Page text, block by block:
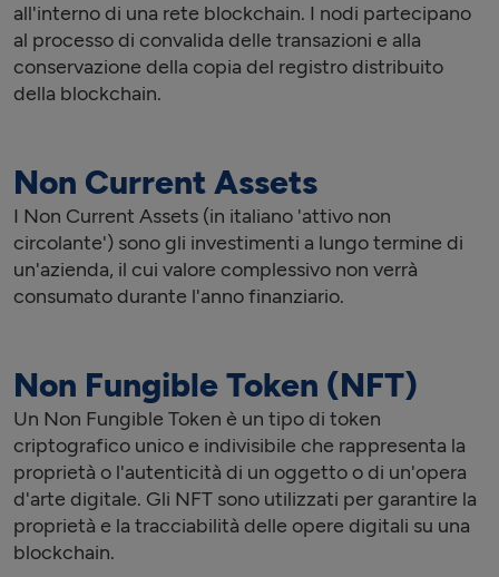
all'interno di una rete blockchain. I nodi partecipano
al processo di convalida delle transazioni e alla
conservazione della copia del registro distribuito
della blockchain.
Non Current Assets
I Non Current Assets (in italiano 'attivo non
circolante') sono gli investimenti a lungo termine di
un'azienda, il cui valore complessivo non verrà
consumato durante l'anno finanziario.
Non Fungible Token (NFT)
Un Non Fungible Token è un tipo di token
criptografico unico e indivisibile che rappresenta la
proprietà o l'autenticità di un oggetto o di un'opera
d'arte digitale. Gli NFT sono utilizzati per garantire la
proprietà e la tracciabilità delle opere digitali su una
blockchain.